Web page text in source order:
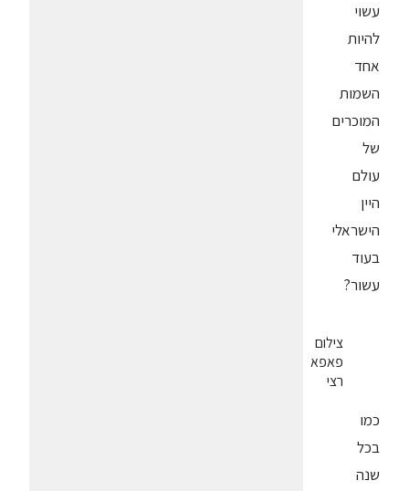
עשוי
להיות
אחד
השמות
המוכרים
של
עולם
היין
הישראלי
בעוד
עשור?
צילום
פאפא
רצי
כמו
בכל
שנה